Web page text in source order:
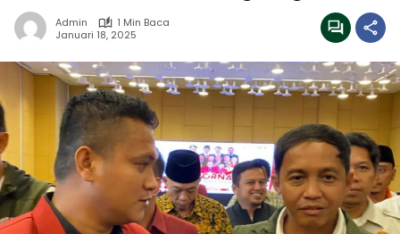
Admin
1 Min Baca
Januari 18, 2025